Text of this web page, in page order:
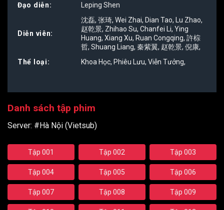
Đạo diễn:
Leping Shen
Diễn viên:
沈磊, 张琦, Wei Zhai, Dian Tao, Lu Zhao,
赵乾景, Zhihao Su, Chanfei Li, Ying
Huang, Xiang Xu, Ruan Congqing, 許棕
哲, Shuang Liang, 秦紫翼, 赵乾景, 倪康,
Thể loại:
Khoa Học, Phiêu Lưu, Viễn Tưởng,
Danh sách tập phim
Server: #Hà Nội (Vietsub)
Tập 001 Tập 002 Tập 003
Tập 004 Tập 005 Tập 006
Tập 007 Tập 008 Tập 009